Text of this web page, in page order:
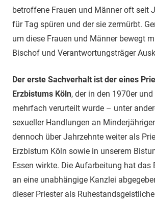
betroffene Frauen und Männer oft seit
für Tag spüren und der sie zermürbt.
um diese Frauen und Männer bewegt
Bischof und Verantwortungsträger
Der erste Sachverhalt ist der eines
Erzbistums Köln, der in den 1970er
mehrfach verurteilt wurde – unter
sexueller Handlungen an
dennoch über Jahrzehnte weiter als
Erzbistum Köln sowie in unserem
Essen wirkte. Die Aufarbeitung hat das
an eine unabhängige Kanzlei
dieser Priester als